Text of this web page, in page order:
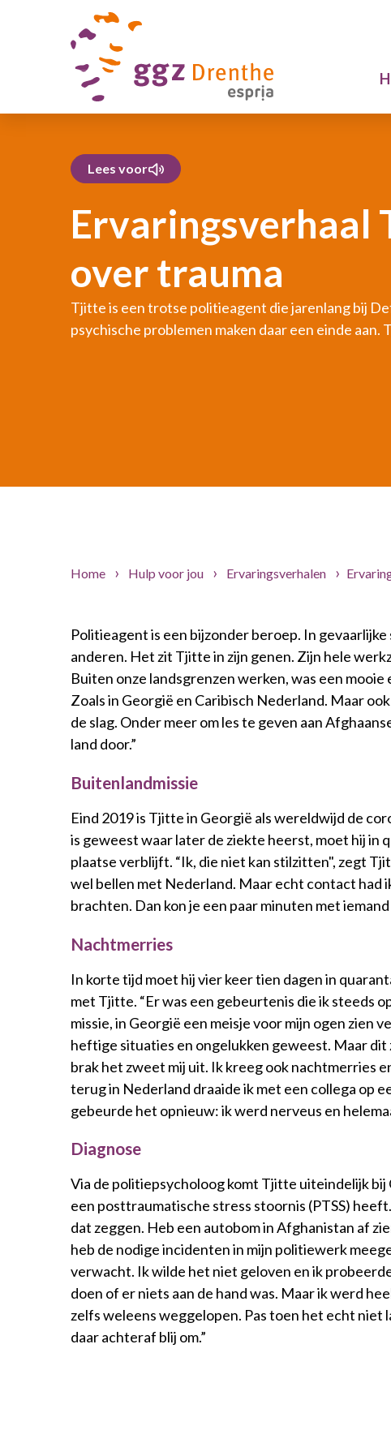
Lees voor
Ervaringsverhaal
over trauma
Tjitte is een trotse politieagent die jarenlang bij
psychische problemen maken daar een einde aan.
Home Hulp voor jou Ervaringsverhalen
Politieagent is een bijzonder beroep. In
anderen. Het zit Tjitte in zijn genen. Zijn hele
Buiten onze landsgrenzen werken, was een
Zoals in Georgië en Caribisch Nederland. Maar
de slag. Onder meer om les te geven aan
land door.”
Buitenlandmissie
Eind 2019 is Tjitte in Georgië als wereldwijd de
is geweest waar later de ziekte heerst, moet hij in
plaatse verblijft. “Ik, die niet kan stilzitten", zegt
wel bellen met Nederland. Maar echt contact had
brachten. Dan kon je een paar minuten met
Nachtmerries
In korte tijd moet hij vier keer tien dagen in
met Tjitte. “Er was een gebeurtenis die ik steeds
missie, in Georgië een meisje voor mijn ogen zien
heftige situaties en ongelukken geweest. Maar dit
brak het zweet mij uit. Ik kreeg ook nachtmerries
terug in Nederland draaide ik met een collega op
gebeurde het opnieuw: ik werd nerveus en
Diagnose
Via de politiepsycholoog komt Tjitte uiteindelijk
een posttraumatische stress stoornis (PTSS)
dat zeggen. Heb een autobom in Afghanistan af
heb de nodige incidenten in mijn politiewerk
verwacht. Ik wilde het niet geloven en ik
doen of er niets aan de hand was. Maar ik werd
zelfs weleens weggelopen. Pas toen het echt niet
daar achteraf blij om.”